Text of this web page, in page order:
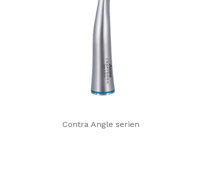
Contra Angle serien